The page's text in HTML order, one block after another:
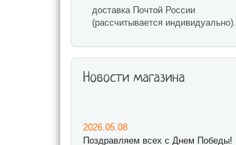
доставка Почтой России
(рассчитывается индивидуально).
Новости магазина
2026.05.08
Поздравляем всех с Днем Победы!